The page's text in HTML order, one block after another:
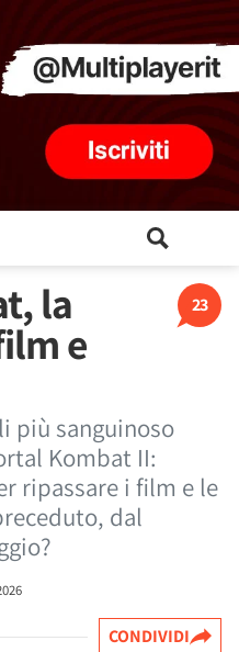
23
la
e
più sanguinoso
Kombat II:
ripassare i film e le
dal
CONDIVIDI